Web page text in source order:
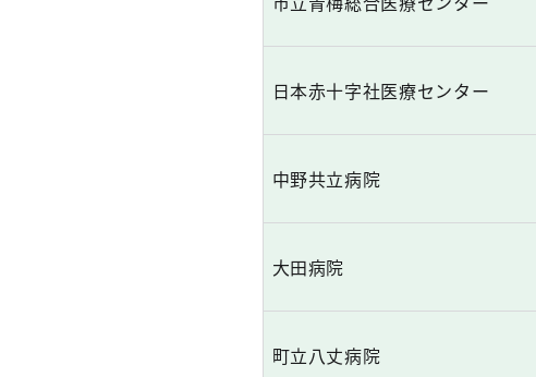
日本赤十字社医療センター
中野共立病院
大田病院
町立八丈病院